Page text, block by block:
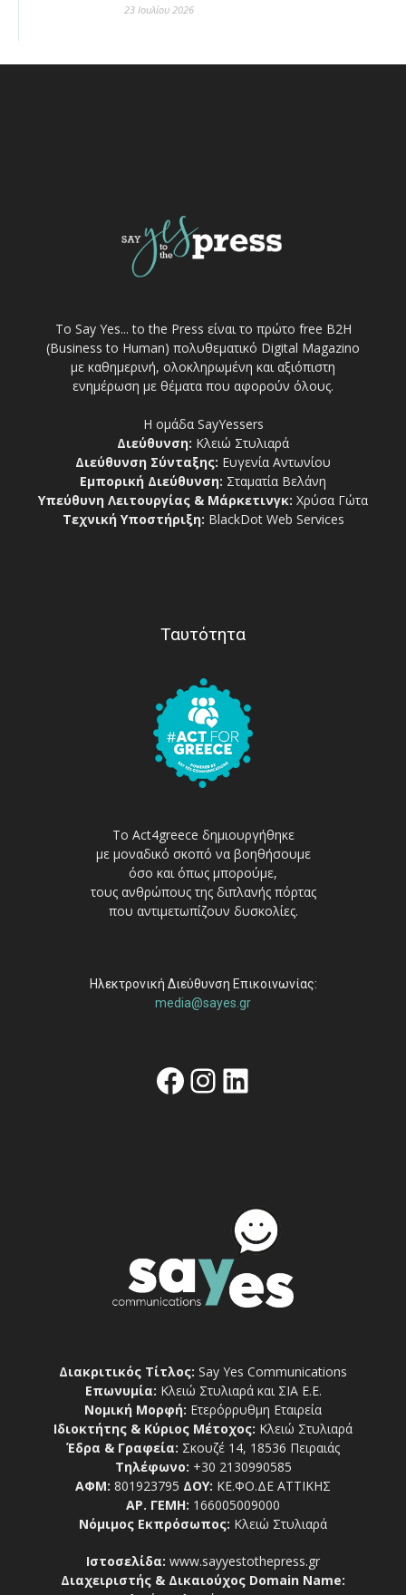
23 Ιουλίου 2026
Το Say Yes... to the Press είναι το πρώτο free Β2Η
(Business to Human) πολυθεματικό Digital Magazino
με καθημερινή, ολοκληρωμένη και αξιόπιστη
ενημέρωση με θέματα που αφορούν όλους.
Η ομάδα SayYessers
Διεύθυνση: Κλειώ Στυλιαρά
Διεύθυνση Σύνταξης: Ευγενία Αντωνίου
Εμπορική Διεύθυνση: Σταματία Βελάνη
Υπεύθυνη Λειτουργίας & Μάρκετινγκ: Χρύσα Γώτα
Τεχνική Υποστήριξη: BlackDot Web Services
Ταυτότητα
Το Act4greece δημιουργήθηκε
με μοναδικό σκοπό να βοηθήσουμε
όσο και όπως μπορούμε,
τους ανθρώπους της διπλανής πόρτας
που αντιμετωπίζουν δυσκολίες.
Ηλεκτρονική Διεύθυνση Επικοινωνίας:
media@sayes.gr
Facebook
Instagram
Linkedin
Διακριτικός Τίτλος: Say Yes Communications
Επωνυμία: Κλειώ Στυλιαρά και ΣΙΑ Ε.Ε.
Νομική Μορφή: Ετερόρρυθμη Εταιρεία
Ιδιοκτήτης & Κύριος Μέτοχος: Κλειώ Στυλιαρά
Έδρα & Γραφεία: Σκουζέ 14, 18536 Πειραιάς
Τηλέφωνο: +30 2130990585
ΑΦΜ: 801923795 ΔΟΥ: ΚΕ.ΦΟ.ΔΕ ΑΤΤΙΚΗΣ
ΑΡ. ΓΕΜΗ: 166005009000
Νόμιμος Εκπρόσωπος: Κλειώ Στυλιαρά
Ιστοσελίδα: www.sayyestothepress.gr
Διαχειριστής & Δικαιούχος Domain Name: